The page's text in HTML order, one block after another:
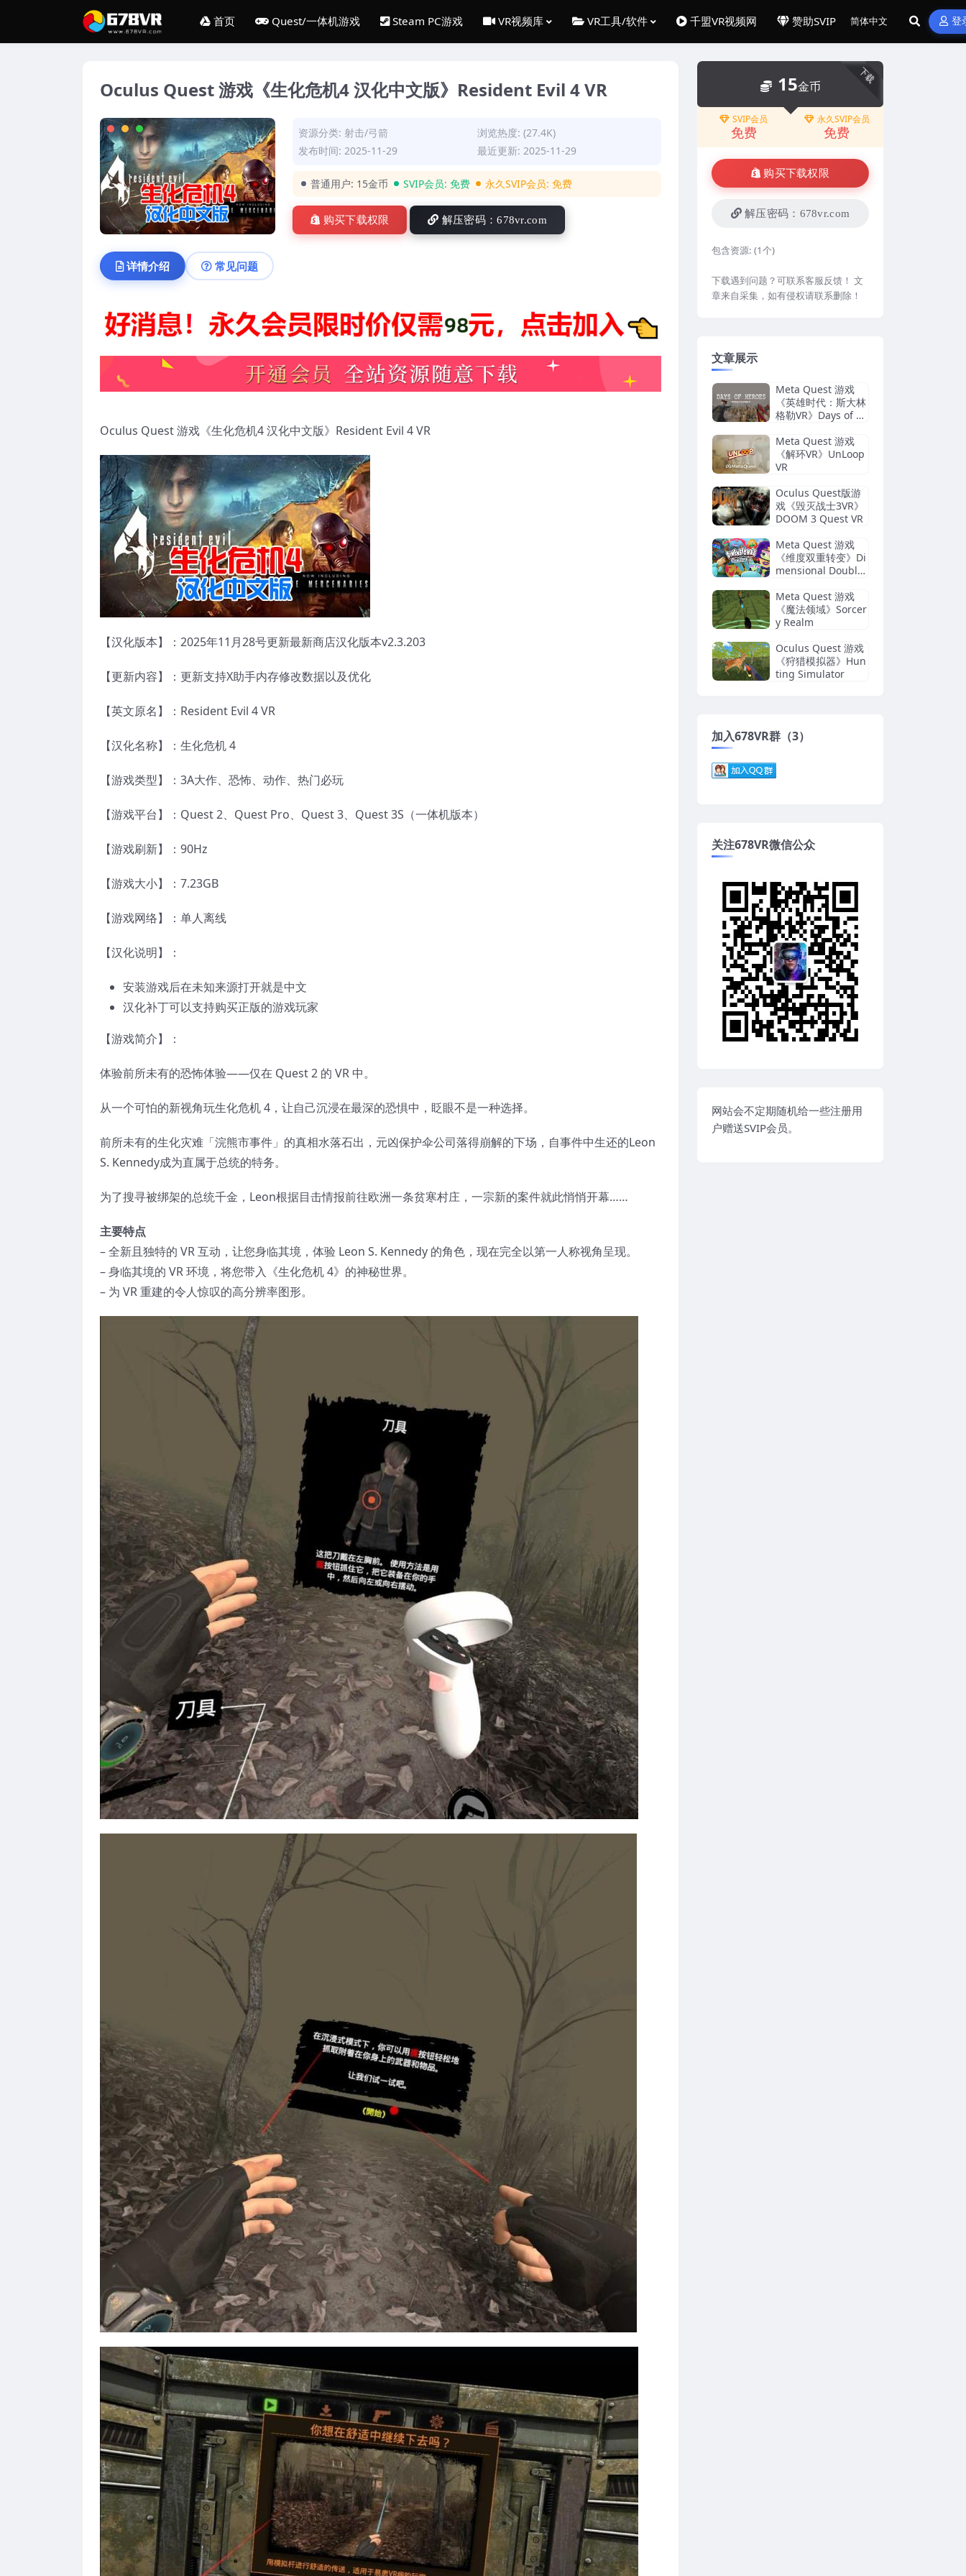
首页 Quest/一体机游戏 Steam PC游戏 VR视频库 VR工具/软件 千盟VR视频网 赞助SVIP 登
Oculus Quest 游戏《生化危机4 汉化中文版》Resident Evil 4 VR
资源分类: 射击/弓箭
浏览热度: (27.4K)
发布时间: 2025-11-29
最近更新: 2025-11-29
普通用户: 15金币 SVIP会员:免费 永久SVIP会员:免费
购买下载权限 解压密码：678vr.com
详情介绍 常见问题
Oculus Quest 游戏《生化危机4 汉化中文版》Resident Evil 4 VR
【汉化版本】：2025年11月28号更新最新商店汉化版本v2.3.203
【更新内容】：更新支持X助手内存修改数据以及优化
【英文原名】：Resident Evil 4 VR
【汉化名称】：生化危机 4
【游戏类型】：3A大作、恐怖、动作、热门必玩
【游戏平台】：Quest 2、Quest Pro、Quest 3、Quest 3S（一体机版本）
【游戏刷新】：90Hz
【游戏大小】：7.23GB
【游戏网络】：单人离线
【汉化说明】：
安装游戏后在未知来源打开就是中文
汉化补丁可以支持购买正版的游戏玩家
【游戏简介】：
体验前所未有的恐怖体验——仅在 Quest 2 的 VR 中。
从一个可怕的新视角玩生化危机 4，让自己沉浸在最深的恐惧中，眨眼不是一种选择。
前所未有的生化灾难「浣熊市事件」的真相水落石出，元凶保护伞公司落得崩解的下场，自事件中生还的Leon
S. Kennedy成为直属于总统的特务。
为了搜寻被绑架的总统千金，Leon根据目击情报前往欧洲一条贫寒村庄，一宗新的案件就此悄悄开幕……
主要特点
– 全新且独特的 VR 互动，让您身临其境，体验 Leon S. Kennedy 的角色，现在完全以第一人称视角呈现。
– 身临其境的 VR 环境，将您带入《生化危机 4》的神秘世界。
– 为 VR 重建的令人惊叹的高分辨率图形。
下载
15金币
SVIP会员
免费
永久SVIP会员
免费
购买下载权限
解压密码：678vr.com
包含资源: (1个)
下载遇到问题？可联系客服反馈！ 文
章来自采集，如有侵权请联系删除！
文章展示
Meta Quest 游戏
《英雄时代：斯大林
格勒VR》Days of H
R
Meta Quest 游戏
《解环VR》UnLoop
VR
Oculus Quest版游
戏《毁灭战士3VR》
DOOM 3 Quest VR
Meta Quest 游戏
《维度双重转变》Di
mensional Double
Meta Quest 游戏
《魔法领域》Sorcer
y Realm
Oculus Quest 游戏
《狩猎模拟器》Hun
ting Simulator
加入678VR群（3）
关注678VR微信公众
网站会不定期随机给一些注册用
户赠送SVIP会员。